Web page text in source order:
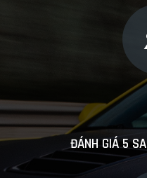
ĐÁNH GIÁ 5